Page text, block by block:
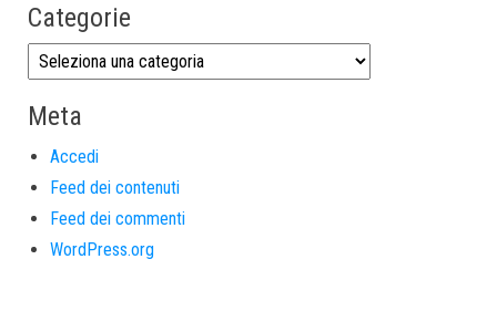
Categorie
Meta
Accedi
Feed dei contenuti
Feed dei commenti
WordPress.org